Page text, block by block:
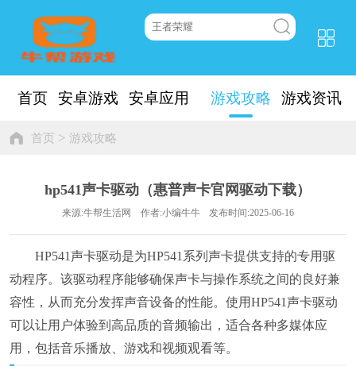
首页 安卓游戏 安卓应用 游戏攻略 游戏资讯
首页 > 游戏攻略
hp541声卡驱动（惠普声卡官网驱动下载）
来源:牛帮生活网 作者:小编牛牛 发布时间:2025-06-16
HP541声卡驱动是为HP541系列声卡提供支持的专用驱
动程序。该驱动程序能够确保声卡与操作系统之间的良好兼
容性，从而充分发挥声音设备的性能。使用HP541声卡驱动
可以让用户体验到高品质的音频输出，适合各种多媒体应
用，包括音乐播放、游戏和视频观看等。